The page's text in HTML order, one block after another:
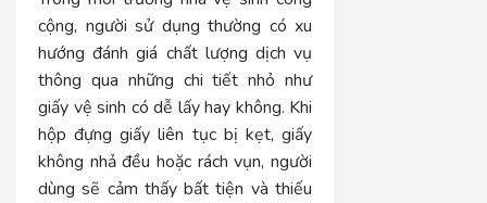
cộng, người sử dụng thường có xu
hướng đánh giá chất lượng dịch vụ
thông qua những chi tiết nhỏ như
giấy vệ sinh có dễ lấy hay không. Khi
hộp đựng giấy liên tục bị kẹt, giấy
không nhả đều hoặc rách vụn, người
dùng sẽ cảm thấy bất tiện và thiếu